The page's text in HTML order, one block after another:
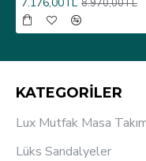
8.970,00TL
KATEGORİLER
Lux Mutfak Masa
Lüks Sandalyeler